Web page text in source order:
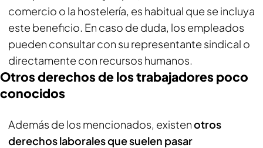
comercio o la hostelería, es habitual que se incluya
este beneficio. En caso de duda, los empleados
pueden consultar con su representante sindical o
directamente con recursos humanos.
Otros derechos de los trabajadores poco
conocidos
Además de los mencionados, existenotros
derechos laborales que suelen pasar